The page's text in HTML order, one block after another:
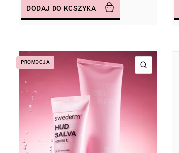
DODAJ DO KOSZYKA
PROMOCJA